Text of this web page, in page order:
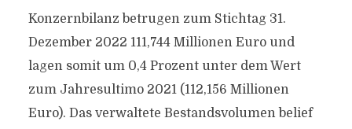
Konzernbilanz betrugen zum Stichtag 31.
Dezember 2022 111,744 Millionen Euro und
lagen somit um 0,4 Prozent unter dem Wert
zum Jahresultimo 2021 (112,156 Millionen
Euro). Das verwaltete Bestandsvolumen belief